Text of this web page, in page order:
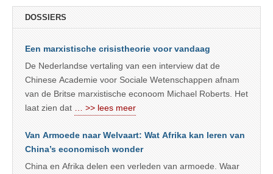
DOSSIERS
Een marxistische crisistheorie voor vandaag
De Nederlandse vertaling van een interview dat de
Chinese Academie voor Sociale Wetenschappen afnam
van de Britse marxistische econoom Michael Roberts. Het
laat zien dat
… >> lees meer
Van Armoede naar Welvaart: Wat Afrika kan leren van
China’s economisch wonder
China en Afrika delen een verleden van armoede. Waar